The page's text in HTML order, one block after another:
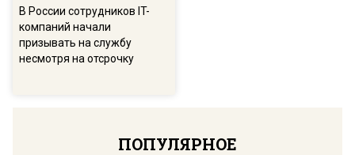
В России сотрудников IT-
компаний начали
призывать на службу
несмотря на отсрочку
ПОПУЛЯРНОЕ